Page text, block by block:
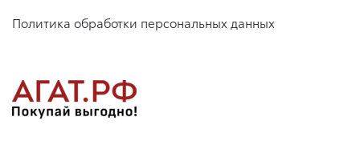
Политика обработки персональных данных